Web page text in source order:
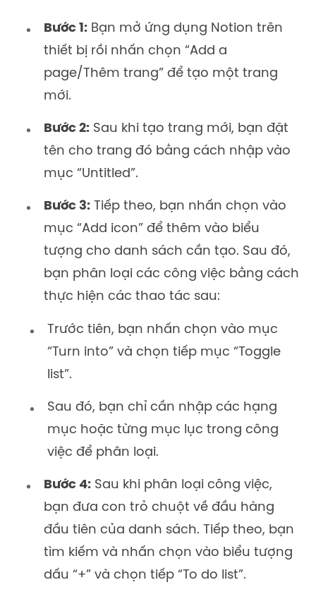
Bước 1: Bạn mở ứng dụng Notion trên
thiết bị rồi nhấn chọn “Add a
page/Thêm trang” để tạo một trang
mới.
Bước 2: Sau khi tạo trang mới, bạn đặt
tên cho trang đó bằng cách nhập vào
mục “Untitled”.
Bước 3: Tiếp theo, bạn nhấn chọn vào
mục “Add icon” để thêm vào biểu
tượng cho danh sách cần tạo. Sau đó,
bạn phân loại các công việc bằng cách
thực hiện các thao tác sau:
Trước tiên, bạn nhấn chọn vào mục
“Turn into” và chọn tiếp mục “Toggle
list”.
Sau đó, bạn chỉ cần nhập các hạng
mục hoặc từng mục lục trong công
việc để phân loại.
Bước 4: Sau khi phân loại công việc,
bạn đưa con trỏ chuột về đầu hàng
đầu tiên của danh sách. Tiếp theo, bạn
tìm kiếm và nhấn chọn vào biểu tượng
dấu “+” và chọn tiếp “To do list”.